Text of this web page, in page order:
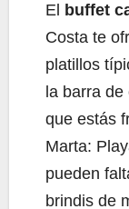
El buffet
Costa te
platillos
la barra
que estás
Marta:
pueden
brindis de